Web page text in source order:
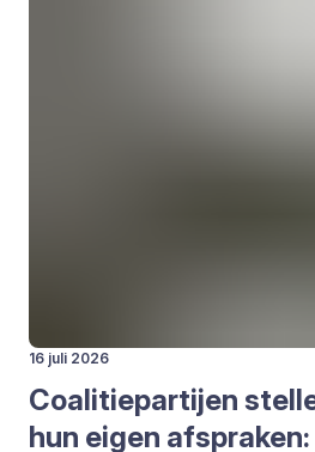
16 juli 2026
Coa­li­tie­par­tij­en
hun eigen